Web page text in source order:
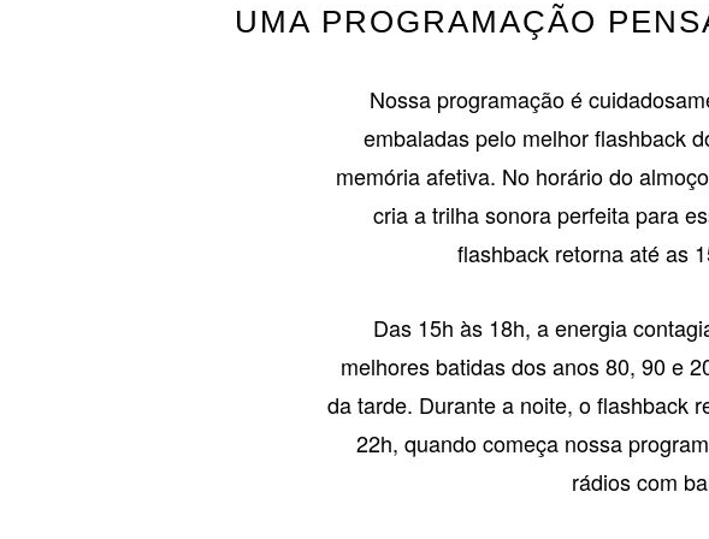
UMA PROGRAMAÇÃO
Nossa programação é
embaladas pelo melhor flashback
memória afetiva. No horário do
cria a trilha sonora perfeita para
flashback retorna até as
Das 15h às 18h, a energia
melhores batidas dos anos 80, 90 e
da tarde. Durante a noite, o flashback
22h, quando começa nossa
rádios com